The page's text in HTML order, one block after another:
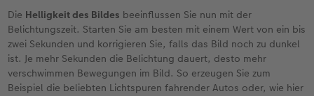
Die Helligkeit des Bildes beeinflussen Sie nun mit der
Belichtungszeit. Starten Sie am besten mit einem Wert von ein bis
zwei Sekunden und korrigieren Sie, falls das Bild noch zu dunkel
ist. Je mehr Sekunden die Belichtung dauert, desto mehr
verschwimmen Bewegungen im Bild. So erzeugen Sie zum
Beispiel die beliebten Lichtspuren fahrender Autos oder, wie hier